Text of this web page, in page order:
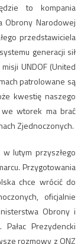
to kompania
Obrony Narodowej
przedstawiciela
generacji sił
UNDOF (United
patrolowane są
kwestię naszego
we wtorek ma brać
Zjednoczonych.
lutym przyszłego
Przygotowania
chce wrócić do
oficjalnie
Obrony i
Prezydencki
rozmowy z ONZ